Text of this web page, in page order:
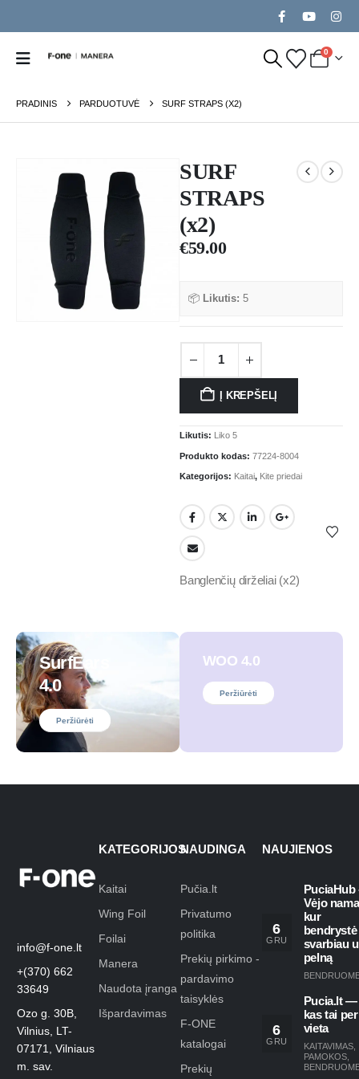
0
PRADINIS PARDUOTUVĖ SURF STRAPS (X2)
SURF
STRAPS
(x2)
€59.00
📦 Likutis: 5
Į KREPŠELĮ
Likutis: Liko 5
Produkto kodas: 77224-8004
Kategorijos: Kaitai, Kite priedai
Banglenčių dirželiai (x2)
SurfEars
4.0
Peržiūrėti
WOO 4.0
Peržiūrėti
info@f-one.lt
+(370) 662
33649
Ozo g. 30B,
Vilnius, LT-
07171, Vilniaus
m. sav.
KATEGORIJOS
Kaitai
Wing Foil
Foilai
Manera
Naudota įranga
Išpardavimas
NAUDINGA
Pučia.lt
Privatumo
politika
Prekių pirkimo -
pardavimo
taisyklės
F-ONE
katalogai
Prekių
NAUJIENOS
6
GRU
PuciaHub
Vėjo
kur
bendrystė
svarbiau
pelną
6
GRU
Pucia.lt —
kas tai per
vieta
KAITAVIMAS
PAMOKOS